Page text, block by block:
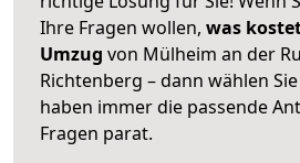
Ihre Fragen wollen, was
Umzug von Mülheim an der
Richtenberg – dann wählen
haben immer die passende
Fragen parat.